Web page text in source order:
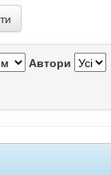
Автори